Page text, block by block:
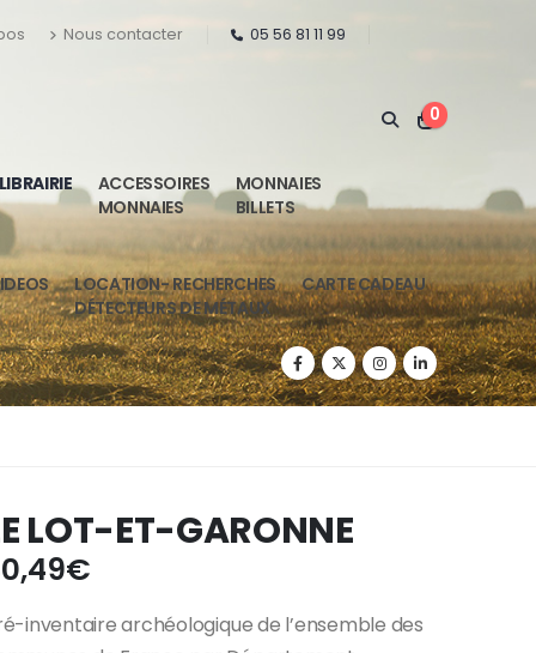
Nous contacter 05 56 81 11 99
0
LIBRAIRIE
ACCESSOIRES
MONNAIES
MONNAIES
BILLETS
LOCATION- RECHERCHES
DÉTECTEURS DE MÉTAUX
CARTE CADEAU
LOT-ET-GARONNE
€
inventaire archéologique de l’ensemble des